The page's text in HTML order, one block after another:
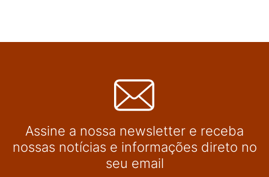
Assine a nossa newsletter e receba
nossas notícias e informações direto no
seu email